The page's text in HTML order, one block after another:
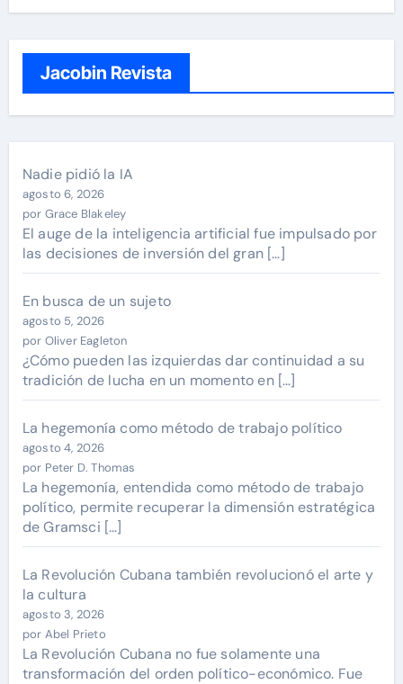
Jacobin Revista
Nadie pidió la IA
agosto 6, 2026
por Grace Blakeley
El auge de la inteligencia artificial fue impulsado por
las decisiones de inversión del gran […]
En busca de un sujeto
agosto 5, 2026
por Oliver Eagleton
¿Cómo pueden las izquierdas dar continuidad a su
tradición de lucha en un momento en […]
La hegemonía como método de trabajo político
agosto 4, 2026
por Peter D. Thomas
La hegemonía, entendida como método de trabajo
político, permite recuperar la dimensión estratégica
de Gramsci […]
La Revolución Cubana también revolucionó el arte y
la cultura
agosto 3, 2026
por Abel Prieto
La Revolución Cubana no fue solamente una
transformación del orden político-económico. Fue